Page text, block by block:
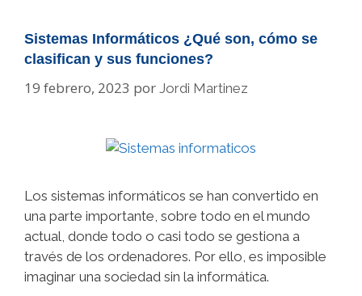
Sistemas Informáticos ¿Qué son, cómo se
clasifican y sus funciones?
19 febrero, 2023 por Jordi Martinez
Los sistemas informáticos se han convertido en
una parte importante, sobre todo en el mundo
actual, donde todo o casi todo se gestiona a
través de los ordenadores. Por ello, es imposible
imaginar una sociedad sin la informática.